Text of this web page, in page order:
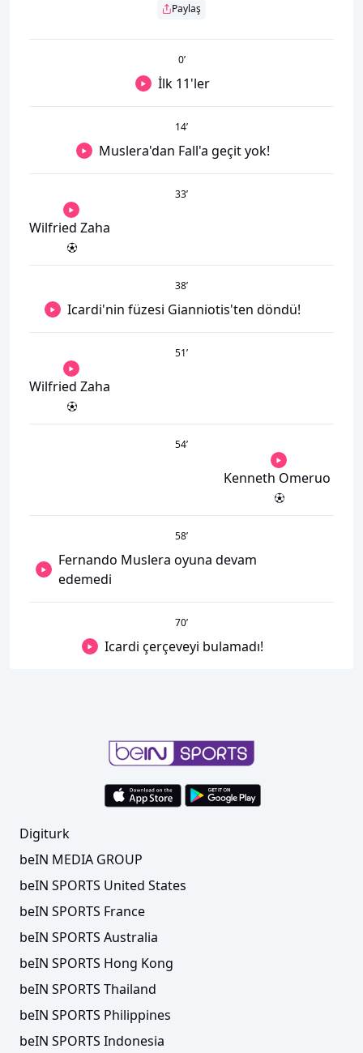
Paylaş
0’
İlk 11'ler
14’
Muslera'dan Fall'a geçit yok!
33’
Wilfried Zaha
38’
Icardi'nin füzesi Gianniotis'ten döndü!
51’
Wilfried Zaha
54’
Kenneth Omeruo
58’
Fernando Muslera oyuna devam
edemedi
70’
Icardi çerçeveyi bulamadı!
Digiturk
beIN MEDIA GROUP
beIN SPORTS United States
beIN SPORTS France
beIN SPORTS Australia
beIN SPORTS Hong Kong
beIN SPORTS Thailand
beIN SPORTS Philippines
beIN SPORTS Indonesia